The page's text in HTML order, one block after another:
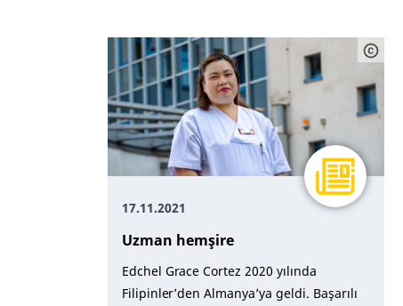
17.11.2021
Uzman hemşire
Edchel Grace Cortez 2020 yılında
Filipinler’den Almanya’ya geldi. Başarılı